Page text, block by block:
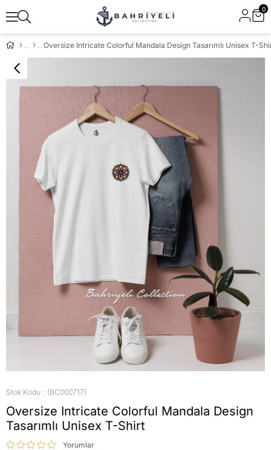
0
Oversize Intricate Colorful Mandala Design Tasarımlı Unisex T-
Stok Kodu (BC000717)
Oversize Intricate Colorful Mandala Design
Tasarımlı Unisex T-Shirt
Yorumlar